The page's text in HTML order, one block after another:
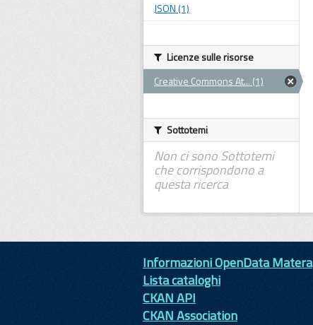
JSON (1)
Licenze sulle risorse
Creative Commons At... (1)
Sottotemi
Non ci sono Sottotemi
che corrispondono a
questa ricerca
Informazioni OpenData Matera
Lista cataloghi
CKAN API
CKAN Association